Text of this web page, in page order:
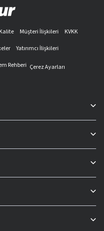
Kalite Müşteri İlişkileri
KVKK
Yatırımcı İlişkileri
Rehberi Çerez Ayarları